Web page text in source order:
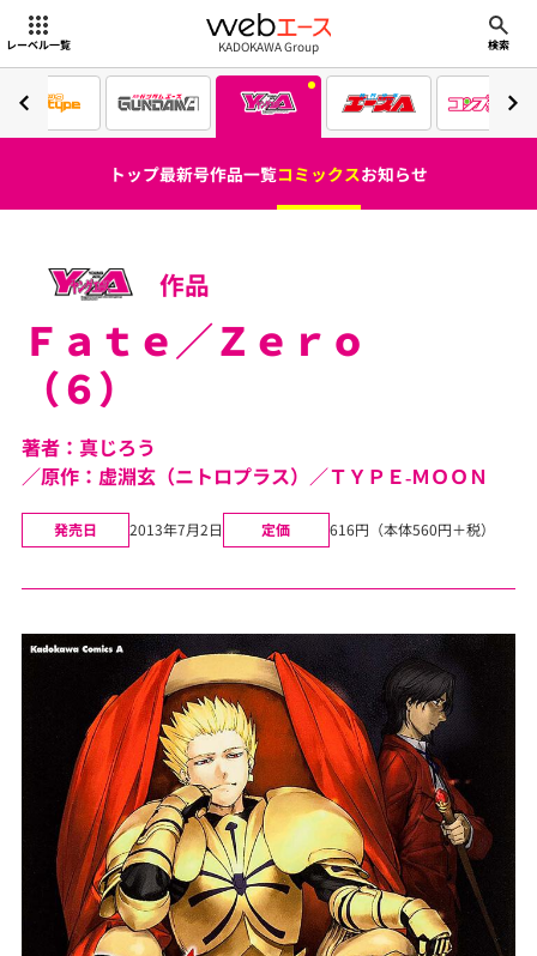
レーベル一覧 webエース
KADOKAWA Group 検索
トップ最新号作品一覧コミックスお知らせ
作品
Ｆａｔｅ／Ｚｅｒｏ
（６）
著者：真じろう
原作：虚淵玄（ニトロプラス）／ＴＹＰＥ‐ＭＯＯＮ
発売日 2013年7月2日 定価 616円（本体560円＋税）